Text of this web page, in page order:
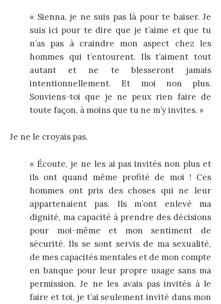
« Sienna, je ne suis pas là pour te baiser. Je
suis ici pour te dire que je t’aime et que tu
n’as pas à craindre mon aspect chez les
hommes qui t’entourent. Ils t’aiment tout
autant et ne te blesseront jamais
intentionnellement. Et moi non plus.
Souviens-toi que je ne peux rien faire de
toute façon, à moins que tu ne m’y invites. »
Je ne le croyais pas.
« Écoute, je ne les ai pas invités non plus et
ils ont quand même profité de moi ! Ces
hommes ont pris des choses qui ne leur
appartenaient pas. Ils m’ont enlevé ma
dignité, ma capacité à prendre des décisions
pour moi-même et mon sentiment de
sécurité. Ils se sont servis de ma sexualité,
de mes capacités mentales et de mon compte
en banque pour leur propre usage sans ma
permission. Je ne les avais pas invités à le
faire et toi, je t’ai seulement invité dans mon